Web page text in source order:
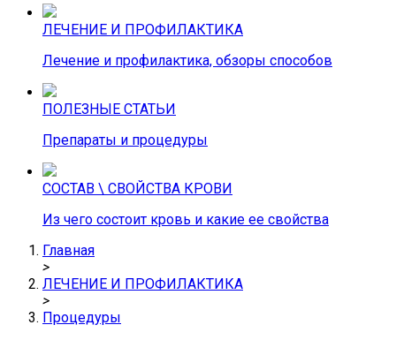
ЛЕЧЕНИЕ И ПРОФИЛАКТИКА
Лечение и профилактика, обзоры способов
ПОЛЕЗНЫЕ СТАТЬИ
Препараты и процедуры
СОСТАВ \ СВОЙСТВА КРОВИ
Из чего состоит кровь и какие ее свойства
Главная
>
ЛЕЧЕНИЕ И ПРОФИЛАКТИКА
>
Процедуры